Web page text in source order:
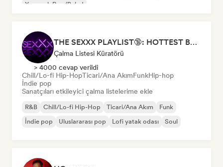
Yumuşak Pop/Balad
THE SEXXX PLAYLIST🔞: HOTTEST BEDROOM SONGS | SEXUAL APPETITE 👅💦
Çalma Listesi Küratörü
> 4000 cevap verildi
Chill/Lo-fi Hip-HopTicari/Ana AkımFunkHip-hop
İndie pop
Sanatçıları etkileyici çalma listelerime ekle
R&B Chill/Lo-fi Hip-Hop Ticari/Ana Akım
Funk
İndie pop
Uluslararası pop Lofi yatak odası Soul